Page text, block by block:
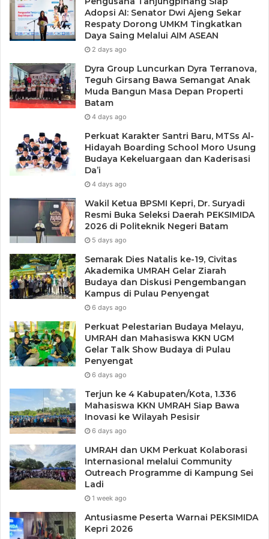
Sebelum nya pada saat meresmikan Rumah Singgah
“Sahabat Rapi” Raja Rafiza mengungkapkan bahwa hal ini
merupakan wujud dalam menunaikan janji politik nya pada
masyarakat Dapil II Moro – Durai.
“Ada doa masyarakat Moro – Durai yang mengantarkan
saya menjadi wakil rakyat pada saat ini” Sebut Raja Rafiza.
Pemprov Kepri segera membentuk SMA Tangguh dan
Kampus Tangguh yang menjadi program percepatan dan
penanganan pandemi Covid-19 untuk Batam.
Raja Rafiza juga mengatakan, hal ini merupakan inisiatifnya
sendiri, karena sangat prihatin ketika masyarakat yang
ingin berobat kerumah sakit tidak ada yang mengurusinya.
“Layanan Mobil Kesehatan Gratis berupa Ambulance untuk
antar jemput masyarakat yg ingin berobat kerumah sakit di
tg.balai Karimun, karena mempermudah masyarakat yang
Adopsi AI: Senator Dwi Ajeng Sekar
Respaty Dorong UMKM Tingkatkan
Daya Saing Melalui AIM ASEAN
2 days ago
Dyra Group Luncurkan Dyra Terranova,
Teguh Girsang Bawa Semangat Anak
Muda Bangun Masa Depan Properti
Batam
4 days ago
Perkuat Karakter Santri Baru, MTSs Al-
Hidayah Boarding School Moro Usung
Budaya Kekeluargaan dan Kaderisasi
Da’i
4 days ago
Wakil Ketua BPSMI Kepri, Dr. Suryadi
Resmi Buka Seleksi Daerah PEKSIMIDA
2026 di Politeknik Negeri Batam
5 days ago
Semarak Dies Natalis ke-19, Civitas
Akademika UMRAH Gelar Ziarah
Budaya dan Diskusi Pengembangan
Kampus di Pulau Penyengat
6 days ago
Perkuat Pelestarian Budaya Melayu,
UMRAH dan Mahasiswa KKN UGM
Gelar Talk Show Budaya di Pulau
Penyengat
6 days ago
Terjun ke 4 Kabupaten/Kota, 1.336
Mahasiswa KKN UMRAH Siap Bawa
Inovasi ke Wilayah Pesisir
6 days ago
UMRAH dan UKM Perkuat Kolaborasi
Internasional melalui Community
Outreach Programme di Kampung Sei
Ladi
1 week ago
Antusiasme Peserta Warnai PEKSIMIDA
Kepri 2026